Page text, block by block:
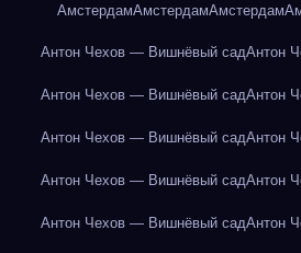
АмстердамАмстердамАмстердам
Антон Чехов — Вишнёвый садАнтон
Антон Чехов — Вишнёвый садАнтон
Антон Чехов — Вишнёвый садАнтон
Антон Чехов — Вишнёвый садАнтон
Антон Чехов — Вишнёвый садАнтон